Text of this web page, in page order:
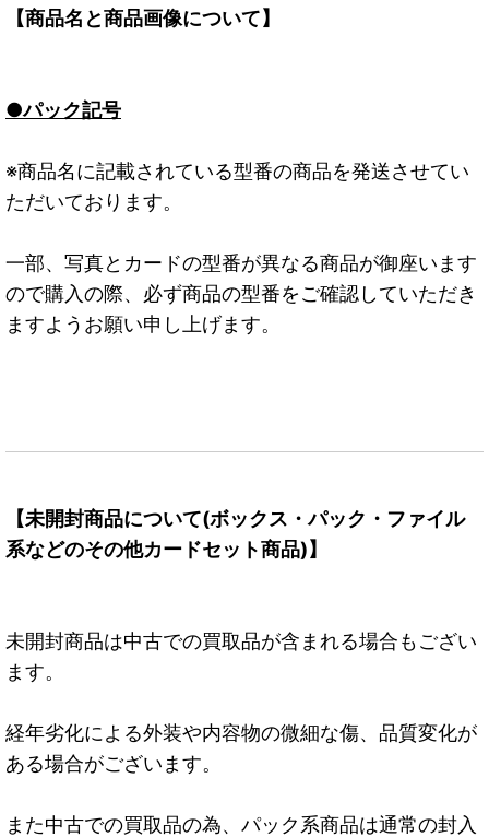
【商品名と商品画像について】
●パック記号
※商品名に記載されている型番の商品を発送させてい
ただいております。
一部、写真とカードの型番が異なる商品が御座います
ので購入の際、必ず商品の型番をご確認していただき
ますようお願い申し上げます。
【未開封商品について(ボックス・パック・ファイル
系などのその他カードセット商品)】
未開封商品は中古での買取品が含まれる場合もござい
ます。
経年劣化による外装や内容物の微細な傷、品質変化が
ある場合がございます。
また中古での買取品の為、パック系商品は通常の封入